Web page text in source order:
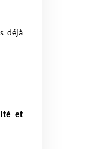
déjà
et